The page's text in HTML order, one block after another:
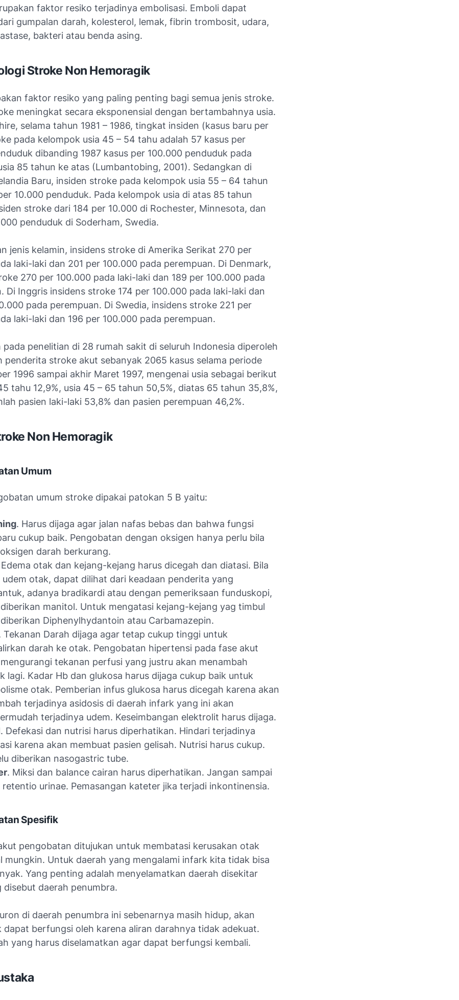
faktor resiko terjadinya embolisasi. Emboli dapat
gumpalan darah, kolesterol, lemak, fibrin trombosit, udara,
bakteri atau benda asing.
Stroke Non Hemoragik
faktor resiko yang paling penting bagi semua jenis stroke.
meningkat secara eksponensial dengan bertambahnya usia.
selama tahun 1981 – 1986, tingkat insiden (kasus baru per
pada kelompok usia 45 – 54 tahu adalah 57 kasus per
dibanding 1987 kasus per 100.000 penduduk pada
85 tahun ke atas (Lumbantobing, 2001). Sedangkan di
Baru, insiden stroke pada kelompok usia 55 – 64 tahun
10.000 penduduk. Pada kelompok usia di atas 85 tahun
stroke dari 184 per 10.000 di Rochester, Minnesota, dan
penduduk di Soderham, Swedia.
jenis kelamin, insidens stroke di Amerika Serikat 270 per
laki-laki dan 201 per 100.000 pada perempuan. Di Denmark,
270 per 100.000 pada laki-laki dan 189 per 100.000 pada
Di Inggris insidens stroke 174 per 100.000 pada laki-laki dan
pada perempuan. Di Swedia, insidens stroke 221 per
laki-laki dan 196 per 100.000 pada perempuan.
pada penelitian di 28 rumah sakit di seluruh Indonesia diperoleh
penderita stroke akut sebanyak 2065 kasus selama periode
1996 sampai akhir Maret 1997, mengenai usia sebagai berikut
tahu 12,9%, usia 45 – 65 tahun 50,5%, diatas 65 tahun 35,8%,
pasien laki-laki 53,8% dan pasien perempuan 46,2%.
Non Hemoragik
Umum
umum stroke dipakai patokan 5 B yaitu:
. Harus dijaga agar jalan nafas bebas dan bahwa fungsi
cukup baik. Pengobatan dengan oksigen hanya perlu bila
darah berkurang.
Edema otak dan kejang-kejang harus dicegah dan diatasi. Bila
otak, dapat dilihat dari keadaan penderita yang
adanya bradikardi atau dengan pemeriksaan funduskopi,
manitol. Untuk mengatasi kejang-kejang yag timbul
Diphenylhydantoin atau Carbamazepin.
Tekanan Darah dijaga agar tetap cukup tinggi untuk
darah ke otak. Pengobatan hipertensi pada fase akut
tekanan perfusi yang justru akan menambah
lagi. Kadar Hb dan glukosa harus dijaga cukup baik untuk
otak. Pemberian infus glukosa harus dicegah karena akan
terjadinya asidosis di daerah infark yang ini akan
terjadinya udem. Keseimbangan elektrolit harus dijaga.
. Defekasi dan nutrisi harus diperhatikan. Hindari terjadinya
karena akan membuat pasien gelisah. Nutrisi harus cukup.
diberikan nasogastric tube.
. Miksi dan balance cairan harus diperhatikan. Jangan sampai
urinae. Pemasangan kateter jika terjadi inkontinensia.
Spesifik
pengobatan ditujukan untuk membatasi kerusakan otak
mungkin. Untuk daerah yang mengalami infark kita tidak bisa
Yang penting adalah menyelamatkan daerah disekitar
disebut daerah penumbra.
di daerah penumbra ini sebenarnya masih hidup, akan
berfungsi oleh karena aliran darahnya tidak adekuat.
yang harus diselamatkan agar dapat berfungsi kembali.